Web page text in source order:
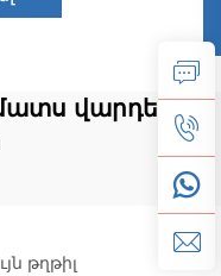
վարդելու
թղթիլ